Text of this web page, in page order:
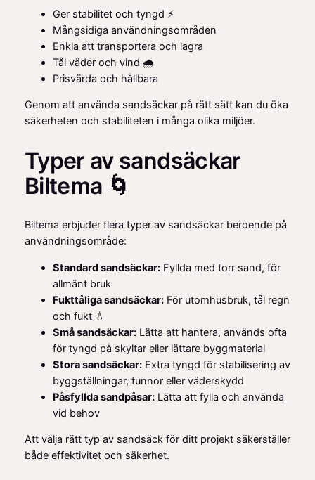
Ger stabilitet och tyngd ⚡
Mångsidiga användningsområden
Enkla att transportera och lagra
Tål väder och vind 🌧️
Prisvärda och hållbara
Genom att använda sandsäckar på rätt sätt kan du öka
säkerheten och stabiliteten i många olika miljöer.
Typer av sandsäckar
Biltema 🌀
Biltema erbjuder flera typer av sandsäckar beroende på
användningsområde:
Standard sandsäckar:Fyllda med torr sand, för
allmänt bruk
Fukttåliga sandsäckar:För utomhusbruk, tål regn
och fukt 💧
Små sandsäckar:Lätta att hantera, används ofta
för tyngd på skyltar eller lättare byggmaterial
Stora sandsäckar:Extra tyngd för stabilisering av
byggställningar, tunnor eller väderskydd
Påsfyllda sandpåsar:Lätta att fylla och använda
vid behov
Att välja rätt typ av sandsäck för ditt projekt säkerställer
både effektivitet och säkerhet.